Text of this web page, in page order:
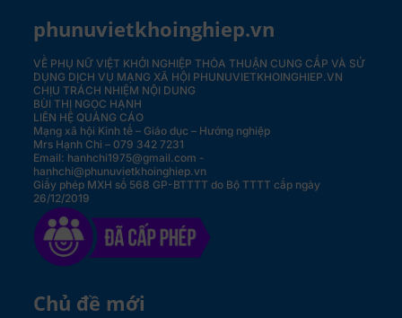
phunuvietkhoinghiep.vn
VỀ PHỤ NỮ VIỆT KHỞI NGHIỆPTHỎA THUẬN CUNG CẤP VÀ SỬ
DỤNG DỊCH VỤ MẠNG XÃ HỘI PHUNUVIETKHOINGHIEP.VN
CHỊU TRÁCH NHIỆM NỘI DUNG
BÙI THỊ NGỌC HẠNH
LIÊN HỆ QUẢNG CÁO
Mạng xã hội Kinh tế – Giáo dục – Hướng nghiệp
Mrs Hạnh Chi – 079 342 7231
Email: hanhchi1975@gmail.com -
hanhchi@phunuvietkhoinghiep.vn
Giấy phép MXH số 568 GP-BTTTT do Bộ TTTT cấp ngày
26/12/2019
Chủ đề mới